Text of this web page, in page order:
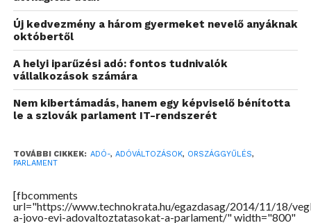
kormányzati előterjesztésről kezdődik vita, majd
módosítását – amely a betétbiztosítást, és a
pénzügyi közvetítőrendszert érinti -, valamint a 400
Új kedvezmény a három gyermeket nevelő anyáknak
októbertől
A helyi iparűzési adó: fontos tudnivalók
vállalkozások számára
Nem kibertámadás, hanem egy képviselő bénította
le a szlovák parlament IT-rendszerét
TOVÁBBI CIKKEK: ADÓ-, ADÓVÁLTOZÁSOK, ORSZÁGGYŰLÉS,
PARLAMENT
[fbcomments
url="https://www.technokrata.hu/egazdasag/2014/11/18/
a-jovo-evi-adovaltoztatasokat-a-parlament/" width="800"